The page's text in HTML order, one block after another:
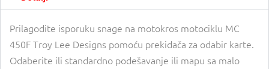
Prilagodite isporuku snage na motokros motociklu MC
450F Troy Lee Designs pomoću prekidača za odabir karte.
Odaberite ili standardno podešavanje ili mapu sa malo